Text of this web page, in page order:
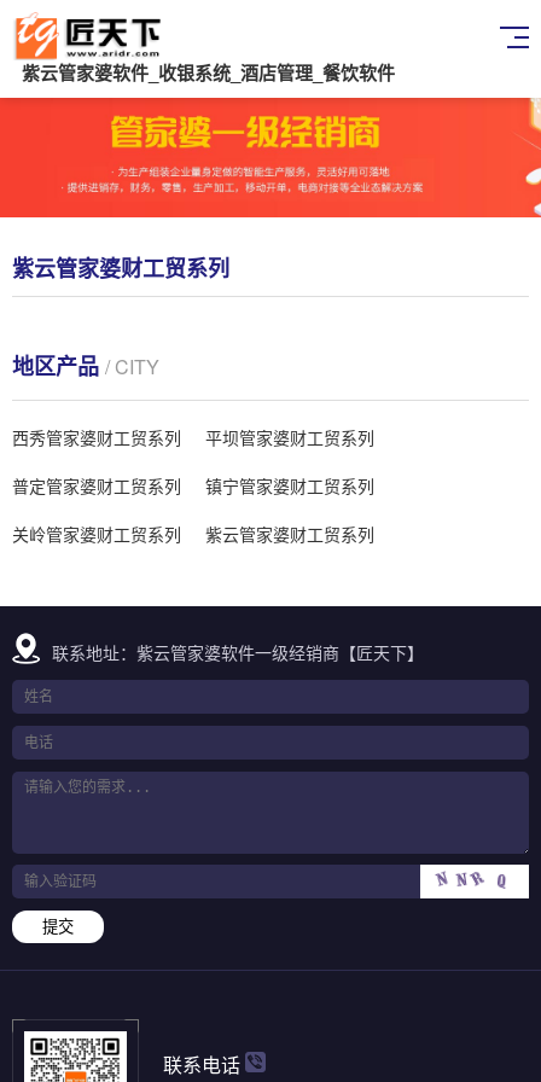
紫云管家婆软件_收银系统_酒店管理_餐饮软件
紫云管家婆财工贸系列
地区产品 / CITY
西秀管家婆财工贸系列
平坝管家婆财工贸系列
普定管家婆财工贸系列
镇宁管家婆财工贸系列
关岭管家婆财工贸系列
紫云管家婆财工贸系列
联系地址：紫云管家婆软件一级经销商【匠天下】
提交
联系电话